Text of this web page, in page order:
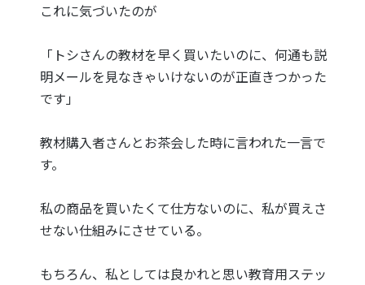
これに気づいたのが
「トシさんの教材を早く買いたいのに、何通も説
明メールを見なきゃいけないのが正直きつかった
です」
教材購入者さんとお茶会した時に言われた一言で
す。
私の商品を買いたくて仕方ないのに、私が買えさ
せない仕組みにさせている。
もちろん、私としては良かれと思い教育用ステッ